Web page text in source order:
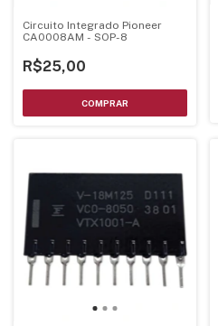
Circuito Integrado Pioneer
CA0008AM - SOP-8
R$25,00